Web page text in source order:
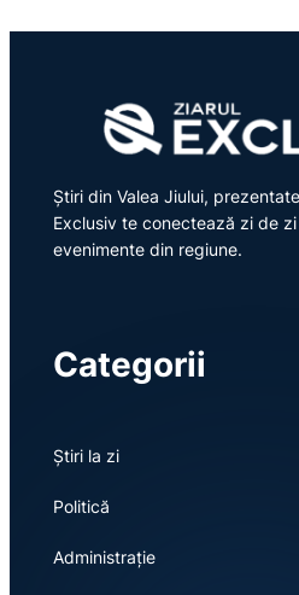
Știri din Valea Jiului,
Exclusiv te conectează zi de
evenimente din regiune.
Categorii
Știri la zi
Politică
Administrație